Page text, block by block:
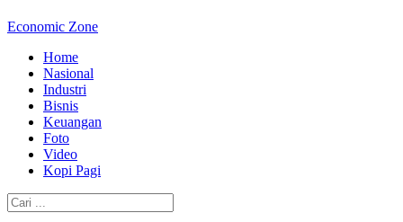
Economic Zone
Home
Nasional
Industri
Bisnis
Keuangan
Foto
Video
Kopi Pagi